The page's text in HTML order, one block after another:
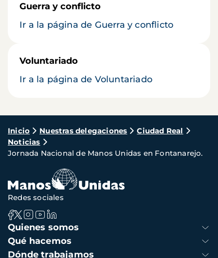
Guerra y conflicto
Ir a la página de Guerra y conflicto
Voluntariado
Ir a la página de Voluntariado
Ruta
de
navegación
Inicio Nuestras delegaciones
Ciudad Real
Noticias
Jornada Nacional de Manos Unidas en Fontanarejo.
Navegación
principal
Quienes somos
Qué hacemos
Dónde trabajamos
Redes sociales